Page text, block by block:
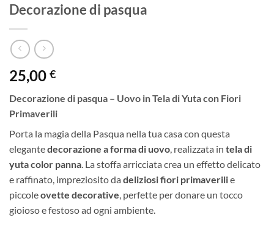
Decorazione di pasqua
25,00 €
Decorazione di pasqua – Uovo in Tela di Yuta con Fiori
Primaverili
Porta la magia della Pasqua nella tua casa con questa
elegantedecorazione a forma di uovo, realizzata in tela di
yuta color panna. La stoffa arricciata crea un effetto delicato
e raffinato, impreziosito da deliziosi fiori primaverilie
piccoleovette decorative, perfette per donare un tocco
gioioso e festoso ad ogni ambiente.